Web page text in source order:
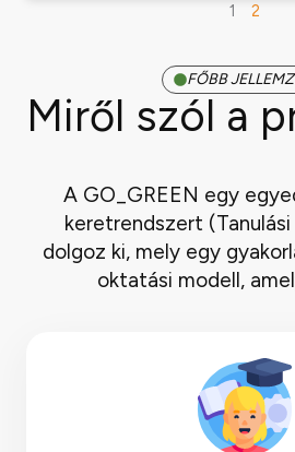
1 2
FŐBB
Miről szól a
A GO_GREEN egy
keretrendszert
dolgoz ki, mely egy
oktatási modell,